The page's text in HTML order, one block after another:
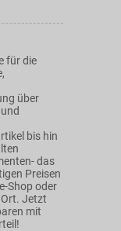
für die
über
bis hin
das
Preisen
Shop oder
Jetzt
mit